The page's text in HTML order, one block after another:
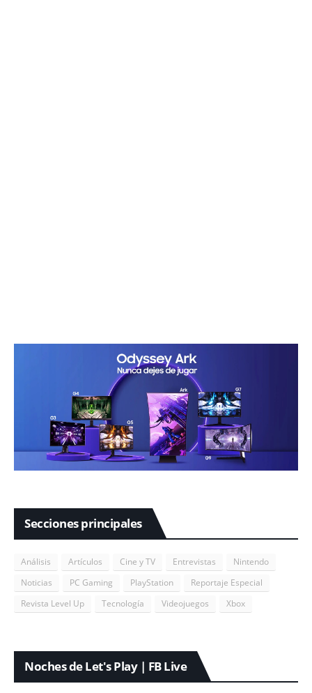
Secciones principales
Análisis Artículos Cine y TV Entrevistas
Nintendo
Noticias
PC Gaming PlayStation
Reportaje Especial
Revista Level Up
Tecnología Videojuegos Xbox
Noches de Let's Play | FB Live